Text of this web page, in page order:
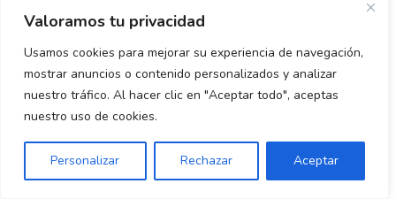
Valoramos tu privacidad
Usamos cookies para mejorar su experiencia de navegación,
mostrar anuncios o contenido personalizados y analizar
nuestro tráfico. Al hacer clic en "Aceptar todo", aceptas
nuestro uso de cookies.
Personalizar Rechazar Aceptar
Categorías